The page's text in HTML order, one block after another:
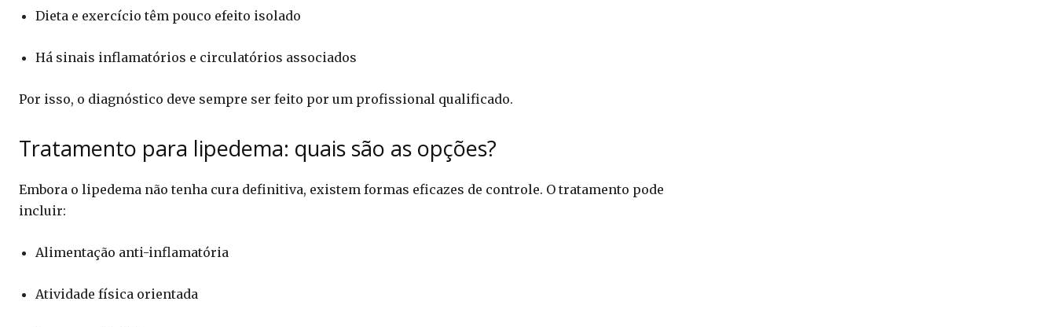
Dieta e exercício têm pouco efeito isolado
Há sinais inflamatórios e circulatórios associados
Por isso, o diagnóstico deve sempre ser feito por um profissional qualificado.
Tratamento para lipedema: quais são as opções?
Embora o lipedema não tenha cura definitiva, existem formas eficazes de controle. O tratamento pode
incluir:
Alimentação anti-inflamatória
Atividade física orientada